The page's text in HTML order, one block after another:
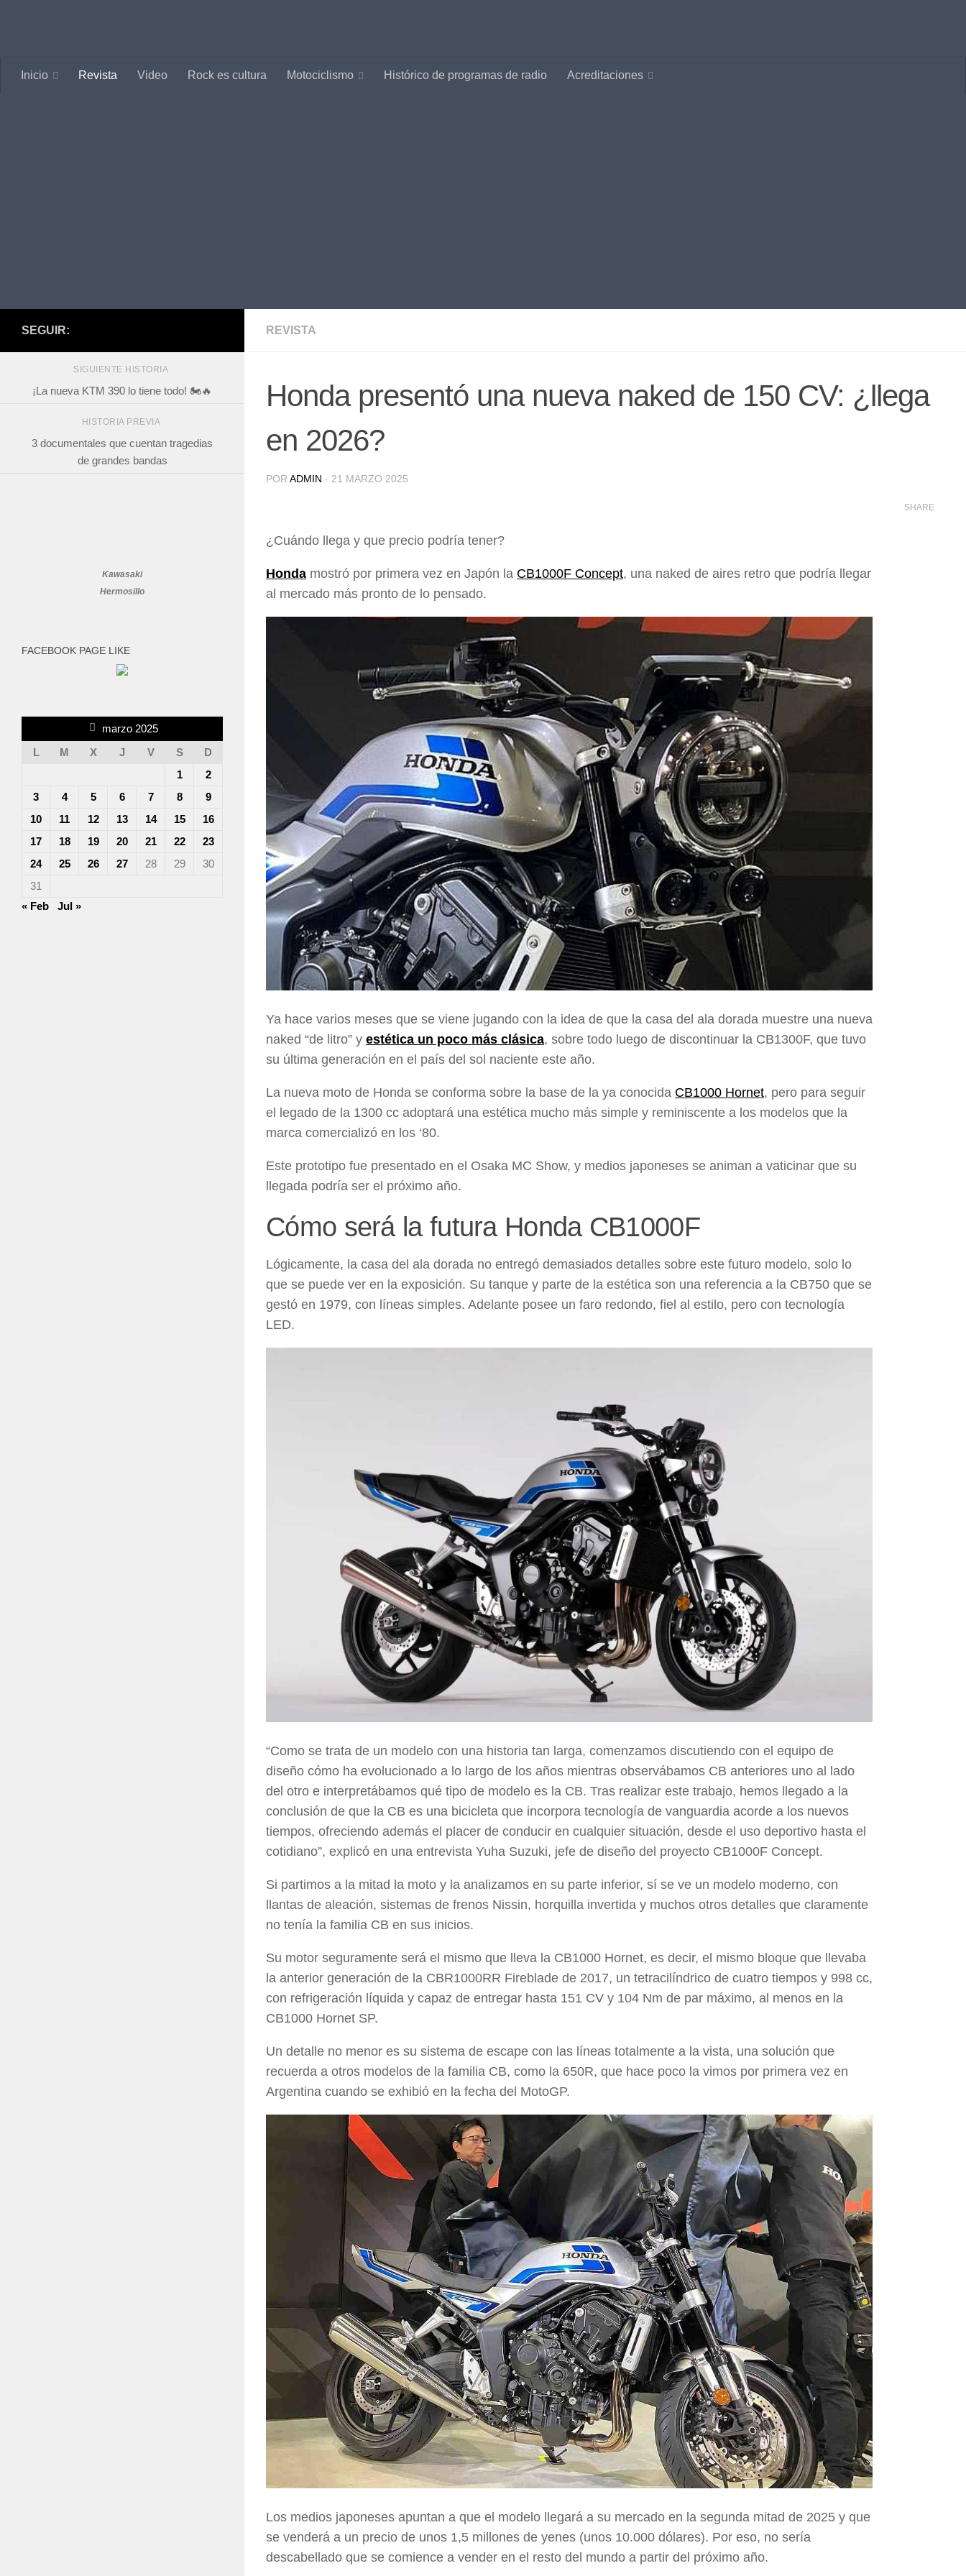
Inicio Revista Video Rock es cultura Motociclismo Histórico de programas de radio Acreditaciones
REVISTA
Honda presentó una nueva naked de 150 CV: ¿llega
en 2026?
POR ADMIN · 21 MARZO 2025
¿Cuándo llega y que precio podría tener?
Honda mostró por primera vez en Japón la CB1000F Concept, una naked de aires retro que podría llegar
al mercado más pronto de lo pensado.
Ya hace varios meses que se viene jugando con la idea de que la casa del ala dorada muestre una nueva
naked “de litro” y estética un poco más clásica, sobre todo luego de discontinuar la CB1300F, que tuvo
su última generación en el país del sol naciente este año.
La nueva moto de Honda se conforma sobre la base de la ya conocida CB1000 Hornet, pero para seguir
el legado de la 1300 cc adoptará una estética mucho más simple y reminiscente a los modelos que la
marca comercializó en los ‘80.
Este prototipo fue presentado en el Osaka MC Show, y medios japoneses se animan a vaticinar que su
llegada podría ser el próximo año.
Cómo será la futura Honda CB1000F
Lógicamente, la casa del ala dorada no entregó demasiados detalles sobre este futuro modelo, solo lo
que se puede ver en la exposición. Su tanque y parte de la estética son una referencia a la CB750 que se
gestó en 1979, con líneas simples. Adelante posee un faro redondo, fiel al estilo, pero con tecnología
LED.
“Como se trata de un modelo con una historia tan larga, comenzamos discutiendo con el equipo de
diseño cómo ha evolucionado a lo largo de los años mientras observábamos CB anteriores uno al lado
del otro e interpretábamos qué tipo de modelo es la CB. Tras realizar este trabajo, hemos llegado a la
conclusión de que la CB es una bicicleta que incorpora tecnología de vanguardia acorde a los nuevos
tiempos, ofreciendo además el placer de conducir en cualquier situación, desde el uso deportivo hasta el
cotidiano”, explicó en una entrevista Yuha Suzuki, jefe de diseño del proyecto CB1000F Concept.
Si partimos a la mitad la moto y la analizamos en su parte inferior, sí se ve un modelo moderno, con
llantas de aleación, sistemas de frenos Nissin, horquilla invertida y muchos otros detalles que claramente
no tenía la familia CB en sus inicios.
Su motor seguramente será el mismo que lleva la CB1000 Hornet, es decir, el mismo bloque que llevaba
la anterior generación de la CBR1000RR Fireblade de 2017, un tetracilíndrico de cuatro tiempos y 998 cc,
con refrigeración líquida y capaz de entregar hasta 151 CV y 104 Nm de par máximo, al menos en la
CB1000 Hornet SP.
Un detalle no menor es su sistema de escape con las líneas totalmente a la vista, una solución que
recuerda a otros modelos de la familia CB, como la 650R, que hace poco la vimos por primera vez en
Argentina cuando se exhibió en la fecha del MotoGP.
Los medios japoneses apuntan a que el modelo llegará a su mercado en la segunda mitad de 2025 y que
se venderá a un precio de unos 1,5 millones de yenes (unos 10.000 dólares). Por eso, no sería
descabellado que se comience a vender en el resto del mundo a partir del próximo año.
SHARE
SEGUIR:
SIGUIENTE HISTORIA
¡La nueva KTM 390 lo tiene todo! 🏍️🔥
HISTORIA PREVIA
3 documentales que cuentan tragedias
de grandes bandas
Kawasaki
Hermosillo
FACEBOOK PAGE LIKE
marzo 2025
L
M X J V S
D
1
2
3
4 5 6 7 8
9
10
11 12 13 14 15
16
17
18 19 20 21 22
23
24
25 26 27 28 29
30
31
« Feb
Jul »